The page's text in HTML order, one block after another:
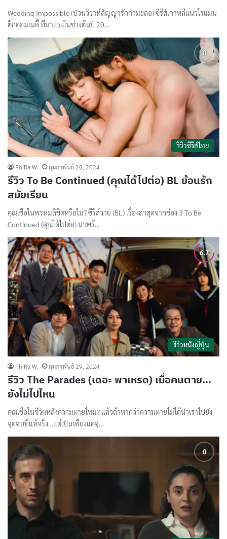
Wedding Impossible (ป่วนวิวาห์สัญญารักกำมะลอ) ซีรีส์เกาหลีแนวโรแมน
ติกคอมเมดี้ ที่มาแรงในช่วงต้นปี 20…
รีวิวซีรีส์ไทย
PhiRa W. กุมภาพันธ์ 29, 2024
รีวิว To Be Continued (คุณได้ไปต่อ) BL ย้อนรัก
สมัยเรียน
คุณเชื่อในพรหมลิขิตหรือไม่? ซีรีส์วาย (BL) เรื่องล่าสุดจากช่อง 3 To Be
Continued (คุณได้ไปต่อ) มาพร้…
รีวิวหนังญี่ปุ่น
PhiRa W. กุมภาพันธ์ 29, 2024
รีวิว The Parades (เดอะ พาเหรด) เมื่อคนตาย…
ยังไม่ไปไหน
คุณเชื่อในชีวิตหลังความตายไหม? แล้วถ้าหากว่าความตายไม่ได้นำเราไปยัง
จุดจบที่แท้จริง…แต่เป็นเพียงแค่จุ…